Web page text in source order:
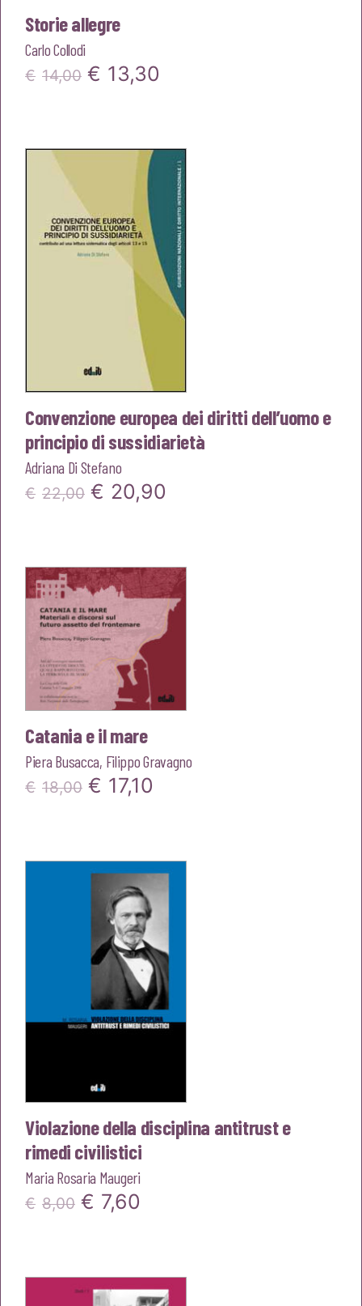
Storie allegre
Carlo Collodi
€ 14,00 Il
€14,00.
€ 13,30
€13,30.
Convenzione europea dei diritti dell’uomo e
principio di sussidiarietà
Adriana Di Stefano
€ 22,00 Il
era:
€22,00.
€ 20,90
è:
€20,90.
Catania e il mare
Piera Busacca, Filippo Gravagno
€ 18,00 Il
era:
€18,00.
€ 17,10
è:
€17,10.
Violazione della disciplina antitrust e
rimedi civilistici
Maria Rosaria Maugeri
€ 8,00 Il
era:
€ 7,60
è: